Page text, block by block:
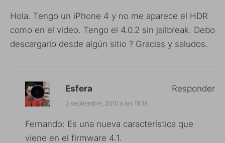
Hola. Tengo un iPhone 4 y no me aparece el HDR
como en el video. Tengo el 4.0.2 sin jailbreak. Debo
descargarlo desde algún sitio ? Gracias y saludos.
Esfera
3 septiembre, 2010 a las 18:18
Fernando: Es una nueva característica que
viene en el firmware 4.1.
Responder